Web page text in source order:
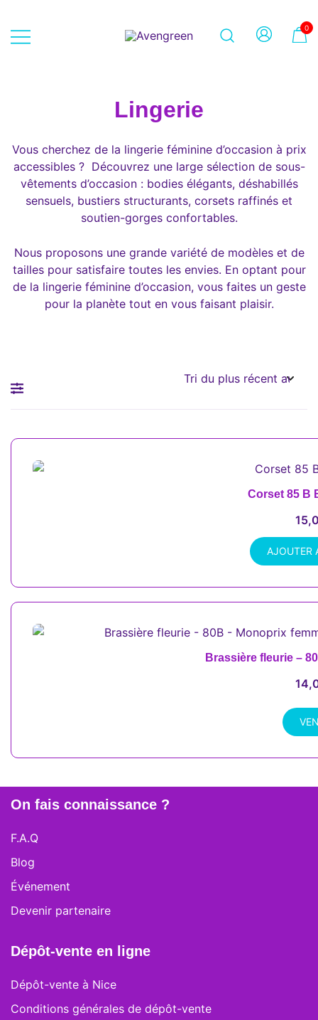
content
0
Lingerie
Vous cherchez de la lingerie féminine d’occasion à prix
accessibles ? Découvrez une large sélection de sous-
vêtements d’occasion : bodies élégants, déshabillés
sensuels, bustiers structurants, corsets raffinés et
soutien-gorges confortables.
Nous proposons une grande variété de modèles et de
tailles pour satisfaire toutes les envies. En optant pour
de la lingerie féminine d’occasion, vous faites un geste
pour la planète tout en vous faisant plaisir.
Corset 85 B
AJOUTER
Brassière fleurie –
On fais connaissance ?
F.A.Q
Blog
Événement
Devenir partenaire
Dépôt-vente en ligne
Dépôt-vente à Nice
Conditions générales de dépôt-vente